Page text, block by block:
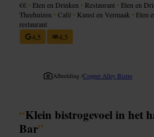
€€ • Eten en Drinken • Restaurant • Eten en
Theehuizen •Café • Kunst en Vermaak • Eten
restaurant
4,5
4,5
Afbeelding /Copper Alley Bistro
“Klein bistrogevoel in het
Bar”